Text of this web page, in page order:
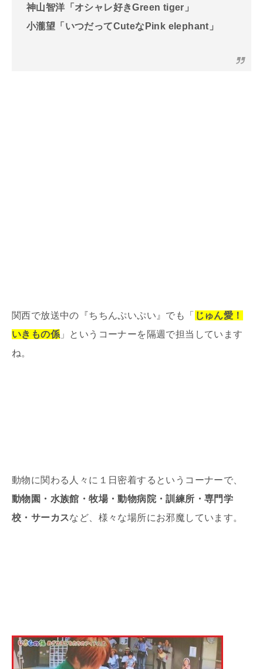
神山智洋「オシャレ好きGreen tiger」
小瀧望「いつだってCuteなPink elephant」
関西で放送中の『ちちんぷいぷい』でも「 じゅん愛！
いきもの係 」というコーナーを隔週で担当しています
ね。
動物に関わる人々に１日密着するというコーナーで、
動物園・水族館・牧場・動物病院・訓練所・専門学
校・サーカスなど、様々な場所にお邪魔しています。